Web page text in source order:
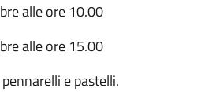
alle ore 10.00
alle ore 15.00
e pastelli.